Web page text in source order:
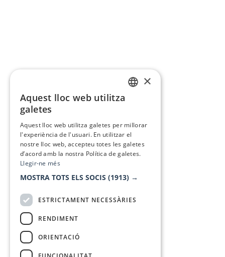
×
Aquest lloc web utilitza
galetes
Aquest lloc web utilitza galetes per millorar
l'experiència de l'usuari. En utilitzar el
nostre lloc web, accepteu totes les galetes
d’acord amb la nostra Política de galetes.
Llegir-ne més
MOSTRA TOTS ELS SOCIS (1913) →
ESTRICTAMENT NECESSÀRIES
RENDIMENT
ORIENTACIÓ